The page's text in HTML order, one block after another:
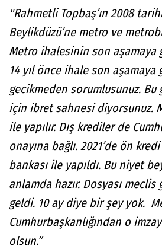
"Rahmetli Topbaş’ın 2008
Beylikdüzü’ne metro ve
Metro ihalesinin son aşamaya
14 yıl önce ihale son aşamaya
gecikmeden sorumlusunuz.
için ibret sahnesi diyorsunuz.
ile yapılır. Dış krediler de
onayına bağlı. 2021’de ön
bankası ile yapıldı. Bu niyet
anlamda hazır. Dosyası
geldi. 10 ay diye bir şey yok.
Cumhurbaşkanlığından o
olsun.”